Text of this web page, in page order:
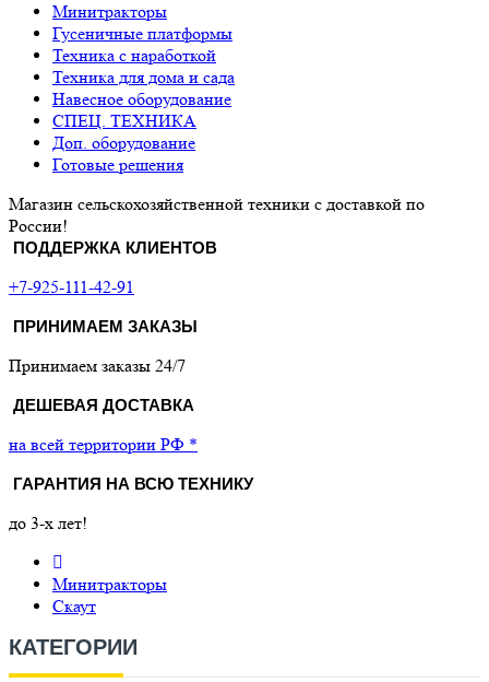
Минитракторы
Гусеничные платформы
Техника с наработкой
Техника для дома и сада
Навесное оборудование
СПЕЦ. ТЕХНИКА
Доп. оборудование
Готовые решения
Магазин сельскохозяйственной техники с доставкой по
России!
ПОДДЕРЖКА КЛИЕНТОВ
+7-925-111-42-91
ПРИНИМАЕМ ЗАКАЗЫ
Принимаем заказы 24/7
ДЕШЕВАЯ ДОСТАВКА
на всей территории РФ *
ГАРАНТИЯ НА ВСЮ ТЕХНИКУ
до 3-х лет!
Минитракторы
Скаут
КАТЕГОРИИ